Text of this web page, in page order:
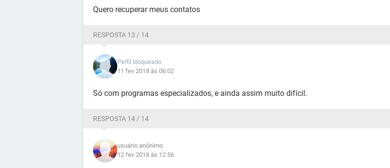
Quero recuperar meus contatos
RESPOSTA 13 / 14
Perfil bloqueado
11 fev 2018 às 06:02
Só com programas especializados, e ainda assim muito difícil.
RESPOSTA 14 / 14
usuário anônimo
12 fev 2018 às 12:56